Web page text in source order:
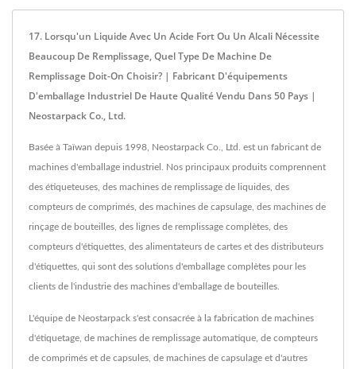
17. Lorsqu'un Liquide Avec Un Acide Fort Ou Un Alcali Nécessite
Beaucoup De Remplissage, Quel Type De Machine De
Remplissage Doit-On Choisir? | Fabricant D'équipements
D'emballage Industriel De Haute Qualité Vendu Dans 50 Pays |
Neostarpack Co., Ltd.
Basée à Taïwan depuis 1998, Neostarpack Co., Ltd. est un fabricant de
machines d'emballage industriel. Nos principaux produits comprennent
des étiqueteuses, des machines de remplissage de liquides, des
compteurs de comprimés, des machines de capsulage, des machines de
rinçage de bouteilles, des lignes de remplissage complètes, des
compteurs d'étiquettes, des alimentateurs de cartes et des distributeurs
d'étiquettes, qui sont des solutions d'emballage complètes pour les
clients de l'industrie des machines d'emballage de bouteilles.
L'équipe de Neostarpack s'est consacrée à la fabrication de machines
d'étiquetage, de machines de remplissage automatique, de compteurs
de comprimés et de capsules, de machines de capsulage et d'autres